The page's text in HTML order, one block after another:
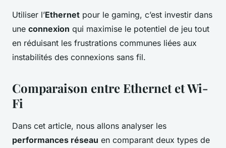
Utiliser l’Ethernet pour le gaming, c’est investir dans
une connexion qui maximise le potentiel de jeu tout
en réduisant les frustrations communes liées aux
instabilités des connexions sans fil.
Comparaison entre Ethernet et Wi-
Fi
Dans cet article, nous allons analyser les
performances réseau en comparant deux types de